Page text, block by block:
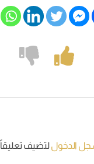
الدخوللتضيف